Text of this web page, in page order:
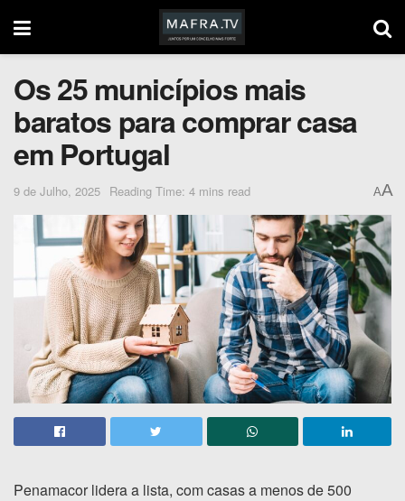
Os 25 municípios mais
baratos para comprar casa
em Portugal
9 de Julho, 2025 Reading Time: 4 mins read AA
Penamacor lidera a lista, com casas a menos de 500